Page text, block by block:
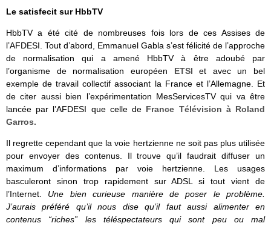
Le satisfecit sur HbbTV
HbbTV a été cité de nombreuses fois lors de ces Assises de
l’AFDESI. Tout d’abord, Emmanuel Gabla s’est félicité de l’approche
de normalisation qui a amené HbbTV à être adoubé par
l’organisme de normalisation européen ETSI et avec un bel
exemple de travail collectif associant la France et l’Allemagne. Et
de citer aussi bien l’expérimentation MesServicesTV qui va être
lancée par l’AFDESI que celle de France Télévision à Roland
Garros.
Il regrette cependant que la voie hertzienne ne soit pas plus utilisée
pour envoyer des contenus. Il trouve qu’il faudrait diffuser un
maximum d’informations par voie hertzienne. Les usages
basculeront sinon trop rapidement sur ADSL si tout vient de
l’Internet. Une bien curieuse manière de poser le problème.
J’aurais préféré qu’il nous dise qu’il faut aussi alimenter en
contenus “riches” les téléspectateurs qui sont peu ou mal